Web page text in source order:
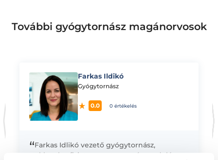
További gyógytornász magánorvosok
Farkas Ildikó
Gyógytornász
0.0 0 értékelés
“Farkas Idlikó vezető gyógytornász,
okleveles fizioterapeuta magánrendelése.